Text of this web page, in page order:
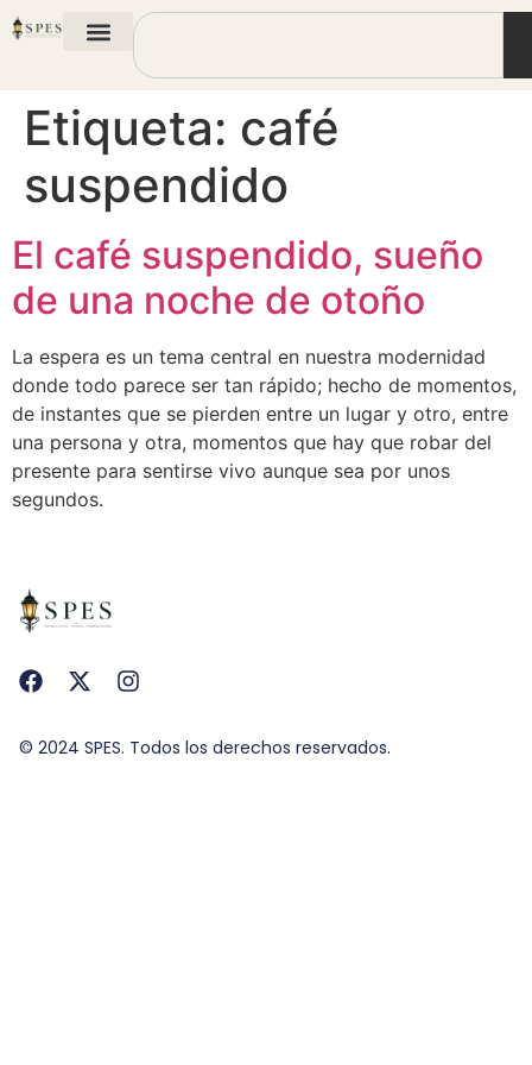
Etiqueta: café
suspendido
El café suspendido, sueño
de una noche de otoño
La espera es un tema central en nuestra modernidad
donde todo parece ser tan rápido; hecho de momentos,
de instantes que se pierden entre un lugar y otro, entre
una persona y otra, momentos que hay que robar del
presente para sentirse vivo aunque sea por unos
segundos.
© 2024 SPES. Todos los derechos reservados.